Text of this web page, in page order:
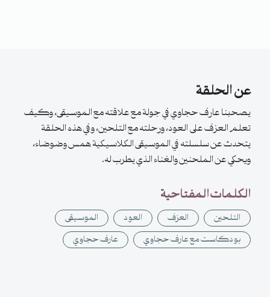
عن الحلقة
يصحبنا عارف حجاوي في جولة مع علاقته مع الموسيقى، وكيف
تعلم العزف على العود، ورحلته مع التلحين، وفي هذه الحلقة
يتحدث عن سلسلته في الموسيقى الكلاسيكية همس وضوضاء،
ويحكي عن الملحنين والغناء الذي يطرب له.
الكلمات المفتاحية
التلحين العزف العود
الموسيقى
بودكاست مع عارف حجاوي
عارف حجاوي